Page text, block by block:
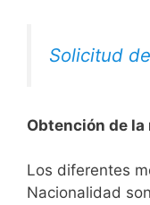
Solicitud
Obtención de
​​​Los diferentes
Nacionalidad